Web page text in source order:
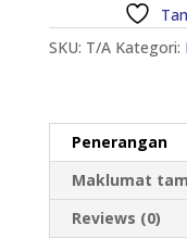
SEMULA
TINTA
MARKER
PAPAN
PUTIH
20ML
kuantiti
SKU: T/A Kategori:
Penerangan
Maklumat
Reviews (0)